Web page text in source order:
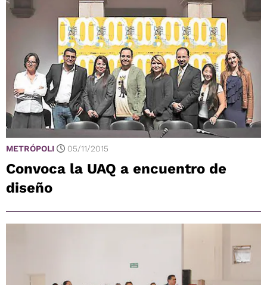
METRÓPOLI 05/11/2015
Convoca la UAQ a encuentro de
diseño